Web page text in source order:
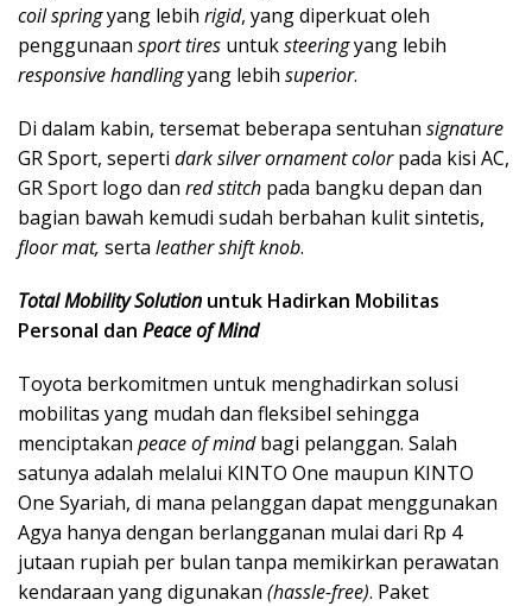
coil springyang lebih rigid, yang diperkuat oleh
penggunaan sport tires untuksteeringyang lebih
responsive handlingyang lebih superior.
Di dalam kabin, tersemat beberapa sentuhan signature
GR Sport, seperti dark silver ornament colorpada kisi AC,
GR Sport logo dan red stitch pada bangku depan dan
bagian bawah kemudi sudah berbahan kulit sintetis,
floor mat, serta leather shift knob.
Total Mobility Solution untuk Hadirkan Mobilitas
Personal dan Peace of Mind
Toyota berkomitmen untuk menghadirkan solusi
mobilitas yang mudah dan fleksibel sehingga
menciptakan peace of mindbagi pelanggan. Salah
satunya adalah melalui KINTO One maupun KINTO
One Syariah, di mana pelanggan dapat menggunakan
Agya hanya dengan berlangganan mulai dari Rp 4
jutaan rupiah per bulan tanpa memikirkan perawatan
kendaraan yang digunakan (hassle-free). Paket